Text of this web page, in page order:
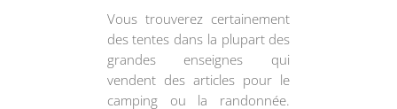
Vous trouverez certainement
des tentes dans la plupart des
grandes enseignes qui
vendent des articles pour le
camping ou la randonnée.